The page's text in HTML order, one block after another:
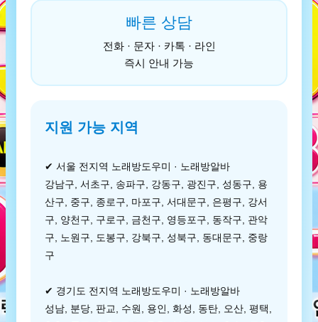
빠른 상담
전화 · 문자 · 카톡 · 라인
즉시 안내 가능
지원 가능 지역
✔ 서울 전지역 노래방도우미 · 노래방알바
강남구, 서초구, 송파구, 강동구, 광진구, 성동구, 용
산구, 중구, 종로구, 마포구, 서대문구, 은평구, 강서
구, 양천구, 구로구, 금천구, 영등포구, 동작구, 관악
구, 노원구, 도봉구, 강북구, 성북구, 동대문구, 중랑
구
✔ 경기도 전지역 노래방도우미 · 노래방알바
성남, 분당, 판교, 수원, 용인, 화성, 동탄, 오산, 평택,